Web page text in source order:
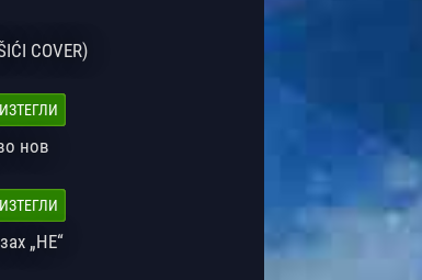
COVER)
нов
„НЕ“